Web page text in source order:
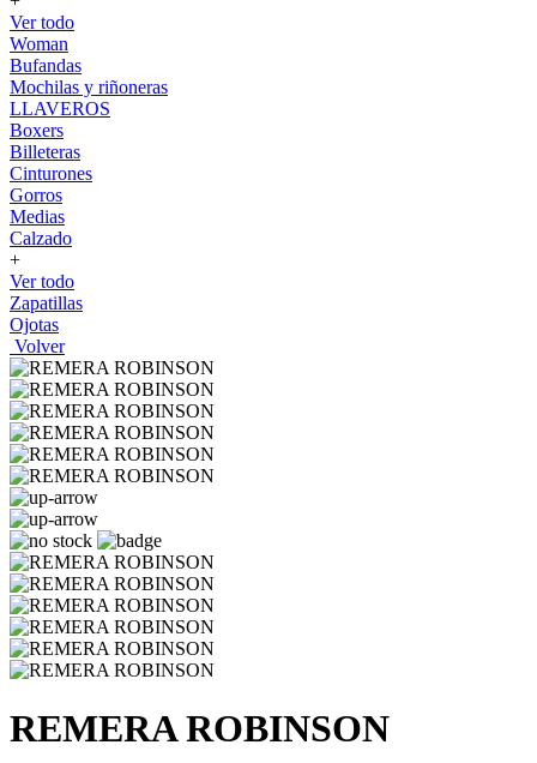
Ver todo
Woman
Bufandas
Mochilas y riñoneras
LLAVEROS
Boxers
Billeteras
Cinturones
Gorros
Medias
Calzado
+
Ver todo
Zapatillas
Ojotas
Volver
REMERA ROBINSON